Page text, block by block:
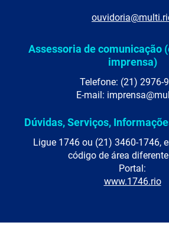
Assessoria de comunicação
imprensa)
Telefone: (21) 2976-
E-mail:
Dúvidas, Serviços,
Ligue 1746 ou (21) 3460-1746,
código de área
Portal:
www.1746.rio